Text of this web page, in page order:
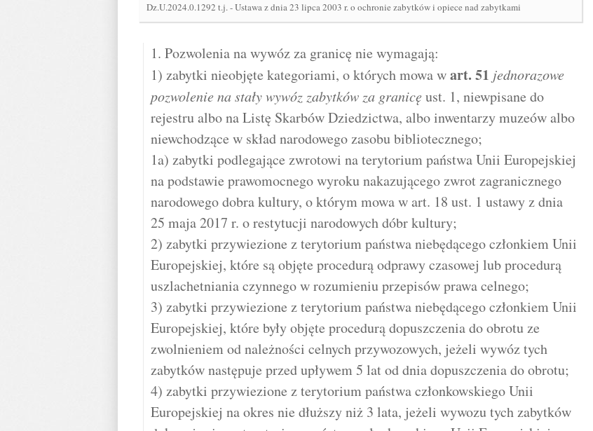
Dz.U.2024.0.1292 t.j.-Ustawa z dnia 23 lipca 2003 r. o ochronie zabytków i opiece nad zabytkami
1. Pozwolenia na wywóz za granicę nie wymagają:
1) zabytki nieobjęte kategoriami, o których mowa wart. 51 jednorazowe
pozwolenie na stały wywóz zabytków za granicę ust. 1, niewpisane do
rejestru albo na Listę Skarbów Dziedzictwa, albo inwentarzy muzeów albo
niewchodzące w skład narodowego zasobu bibliotecznego;
1a) zabytki podlegające zwrotowi na terytorium państwa Unii Europejskiej
na podstawie prawomocnego wyroku nakazującego zwrot zagranicznego
narodowego dobra kultury, o którym mowa w art. 18 ust. 1 ustawy z dnia
25 maja 2017 r. o restytucji narodowych dóbr kultury;
2) zabytki przywiezione z terytorium państwa niebędącego członkiem Unii
Europejskiej, które są objęte procedurą odprawy czasowej lub procedurą
uszlachetniania czynnego w rozumieniu przepisów prawa celnego;
3) zabytki przywiezione z terytorium państwa niebędącego członkiem Unii
Europejskiej, które były objęte procedurą dopuszczenia do obrotu ze
zwolnieniem od należności celnych przywozowych, jeżeli wywóz tych
zabytków następuje przed upływem 5 lat od dnia dopuszczenia do obrotu;
4) zabytki przywiezione z terytorium państwa członkowskiego Unii
Europejskiej na okres nie dłuższy niż 3 lata, jeżeli wywozu tych zabytków